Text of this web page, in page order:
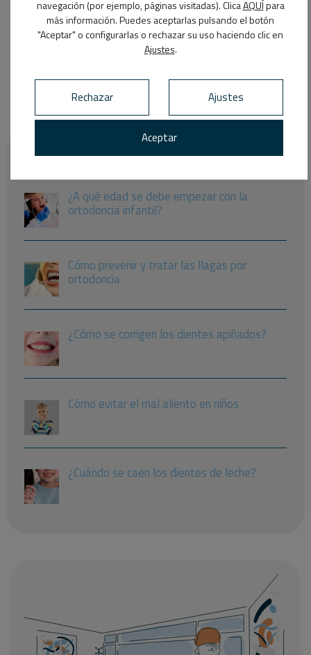
En el Centro Dental El Parque determinaremos la
causa de las manchas y recomendaremos el
tratamiento adecuado. ¡Contáctanos!
Entradas recientes
¿A qué edad se debe empezar con la
ortodoncia infantil?
Cómo prevenir y tratar las llagas por
ortodoncia
¿Cómo se corrigen los dientes apiñados?
Cómo evitar el mal aliento en niños
¿Cuándo se caen los dientes de leche?
navegación (por ejemplo, páginas visitadas). ClicaAQUÍpara
más información. Puedes aceptarlas pulsando el botón
"Aceptar" o configurarlas o rechazar su uso haciendo clic en
Ajustes.
Aceptar
Rechazar Ajustes